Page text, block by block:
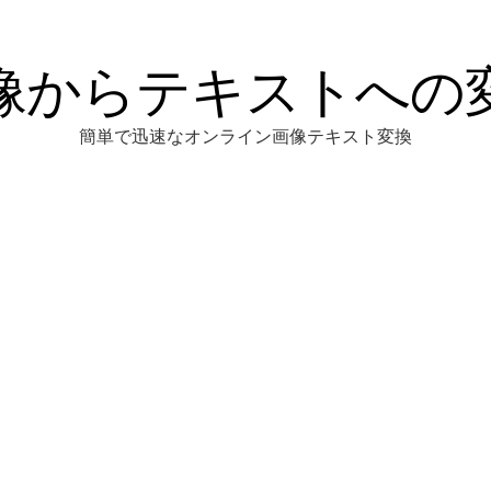
からテキストへの
簡単で迅速なオンライン画像テキスト変換